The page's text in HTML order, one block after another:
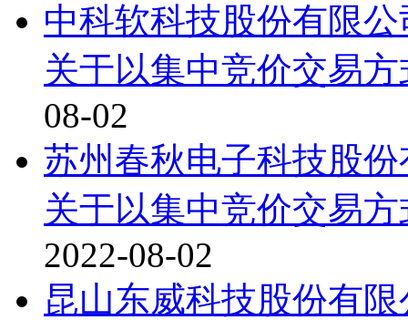
中科软科技股份有限公
关于以集中竞价交易
08-02
苏州春秋电子科技股
关于以集中竞价交易
2022-08-02
昆山东威科技股份有